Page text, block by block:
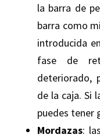
la barra de
barra como
introducida
fase de
deteriorado,
de la caja. Si
puedes tener
Mordazas: